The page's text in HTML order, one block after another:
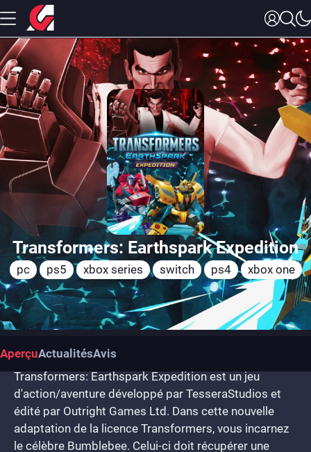
Transformers: Earthspark Expedition
pc ps5 xbox series switch ps4 xbox one
AperçuActualitésAvis
Transformers: Earthspark Expedition est un jeu
d'action/aventure développé par TesseraStudios et
édité par Outright Games Ltd. Dans cette nouvelle
adaptation de la licence Transformers, vous incarnez
le célèbre Bumblebee. Celui-ci doit récupérer une